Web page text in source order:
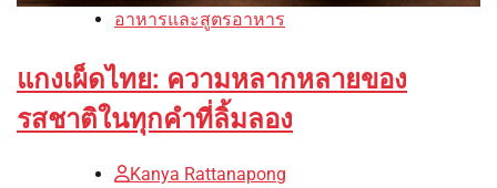
อาหารและสูตรอาหาร
แกงเผ็ดไทย: ความหลากหลายของ
รสชาติในทุกคำที่ลิ้มลอง
Kanya Rattanapong